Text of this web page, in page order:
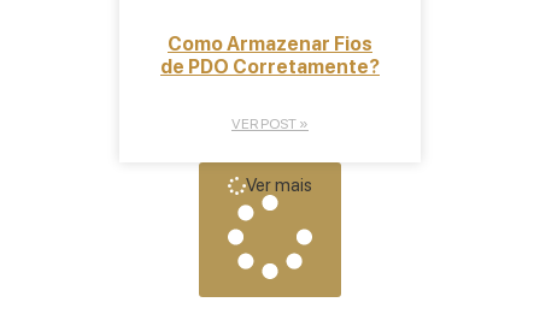
Como Armazenar Fios
de PDO Corretamente?
VER POST »
Ver mais